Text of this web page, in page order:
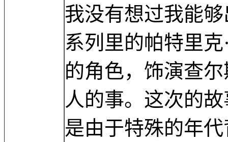
我没有想过我能
系列里的帕特里
的角色，饰演查
人的事。这次的
是由于特殊的年